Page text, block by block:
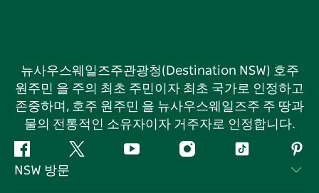
뉴사우스웨일즈주관광청(Destination NSW) 호주
원주민 을 주의 최초 주민이자 최초 국가로 인정하고
존중하며, 호주 원주민 을 뉴사우스웨일즈주 주 땅과
물의 전통적인 소유자이자 거주자로 인정합니다.
페
이
지
유
인
틱
핀
터
NSW 방문